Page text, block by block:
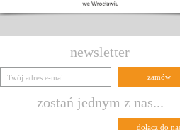
newsletter
zostań jednym z nas...